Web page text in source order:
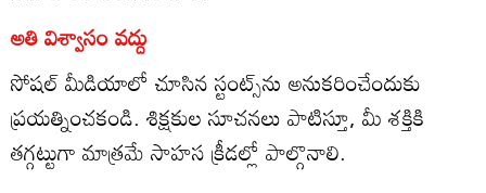
అతి విశ్వాసం వద్దు
సోషల్ మీడియాలో చూసిన స్టంట్స్‌ను అనుకరించేందుకు
ప్రయత్నించకండి. శిక్షకుల సూచనలు పాటిస్తూ, మీ శక్తికి
తగ్గట్టుగా మాత్రమే సాహస క్రీడల్లో పాల్గొనాలి.